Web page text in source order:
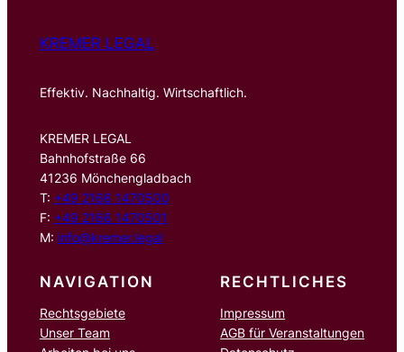
KREMER LEGAL
Effektiv. Nachhaltig. Wirtschaftlich.
KREMER LEGAL
Bahnhofstraße 66
41236 Mönchengladbach
T: +49 2166 1470500
F: +49 2166 1470501
M: info@kremer.legal
NAVIGATION
Rechtsgebiete
Unser Team
RECHTLICHES
Impressum
AGB für Veranstaltungen